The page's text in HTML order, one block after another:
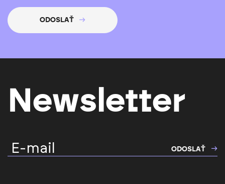
ODOSLAŤ
Newsletter
E-mail ODOSLAŤ